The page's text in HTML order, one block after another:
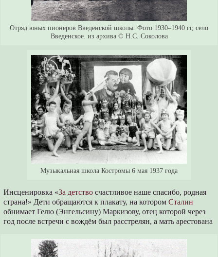
Отряд юных пионеров Введенской школы. Фото 1930–1940 гг, село
Введенское. из архива © Н.С. Соколова
Музыкальная школа Костромы 6 мая 1937 года
Инсценировка «За детство счастливое наше спасибо, родная
страна!» Дети обращаются к плакату, на которомСталин
обнимает Гелю (Энгельсину) Маркизову, отец которой через
год после встречи с вождём был расстрелян, а мать арестована